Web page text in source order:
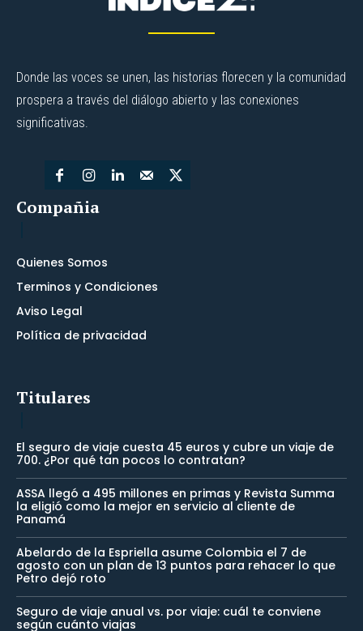
Donde las voces se unen, las historias florecen y la comunidad
prospera a través del diálogo abierto y las conexiones
significativas.
Compañia
Quienes Somos
Terminos y Condiciones
Aviso Legal
Política de privacidad
Titulares
El seguro de viaje cuesta 45 euros y cubre un viaje de
700. ¿Por qué tan pocos lo contratan?
ASSA llegó a 495 millones en primas y Revista Summa
la eligió como la mejor en servicio al cliente de
Panamá
Abelardo de la Espriella asume Colombia el 7 de
agosto con un plan de 13 puntos para rehacer lo que
Petro dejó roto
Seguro de viaje anual vs. por viaje: cuál te conviene
según cuánto viajas